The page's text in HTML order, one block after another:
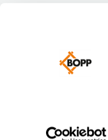
© BOPP 2026